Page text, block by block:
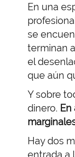
En una
se
terminan
el
que aún
Y sobre
dinero.
Hay dos
entrada a